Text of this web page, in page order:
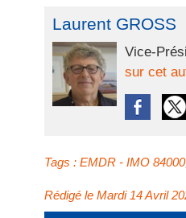
Laurent GROSS
Vice-
sur cet
Tags : EMDR - IMO 84000
Rédigé le Mardi 14 Avril